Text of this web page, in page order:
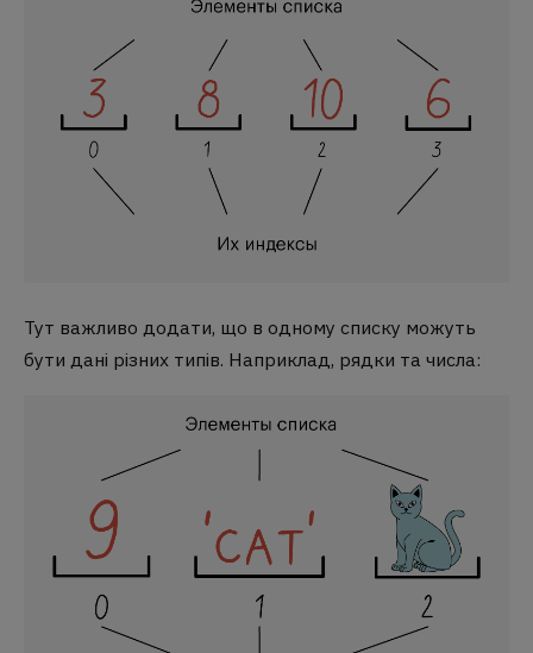
Тут важливо додати, що в одному списку можуть
бути дані різних типів. Наприклад, рядки та числа: